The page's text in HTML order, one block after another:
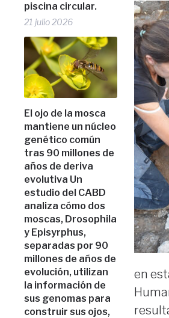
piscina circular.
21 julio 2026
El ojo de la mosca
mantiene un núcleo
genético común
tras 90 millones de
años de deriva
evolutiva Un
estudio del CABD
analiza cómo dos
moscas, Drosophila
y Episyrphus,
separadas por 90
millones de años de
evolución, utilizan
la información de
sus genomas para
construir sus ojos,
en